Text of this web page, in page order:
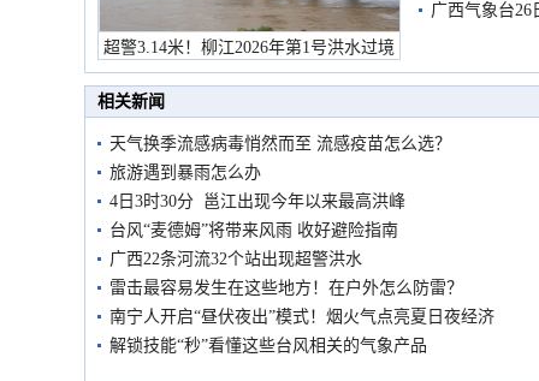
超警3.14米！柳江2026年第1号洪水过境
市民在堤岸见证汛况
有较强降雨
广西气象台26
相关新闻
天气换季流感病毒悄然而至 流感疫苗怎么选？
旅游遇到暴雨怎么办
4日3时30分 邕江出现今年以来最高洪峰
台风“麦德姆”将带来风雨 收好避险指南
广西22条河流32个站出现超警洪水
雷击最容易发生在这些地方！在户外怎么防雷？
南宁人开启“昼伏夜出”模式！烟火气点亮夏日夜经济
解锁技能“秒”看懂这些台风相关的气象产品